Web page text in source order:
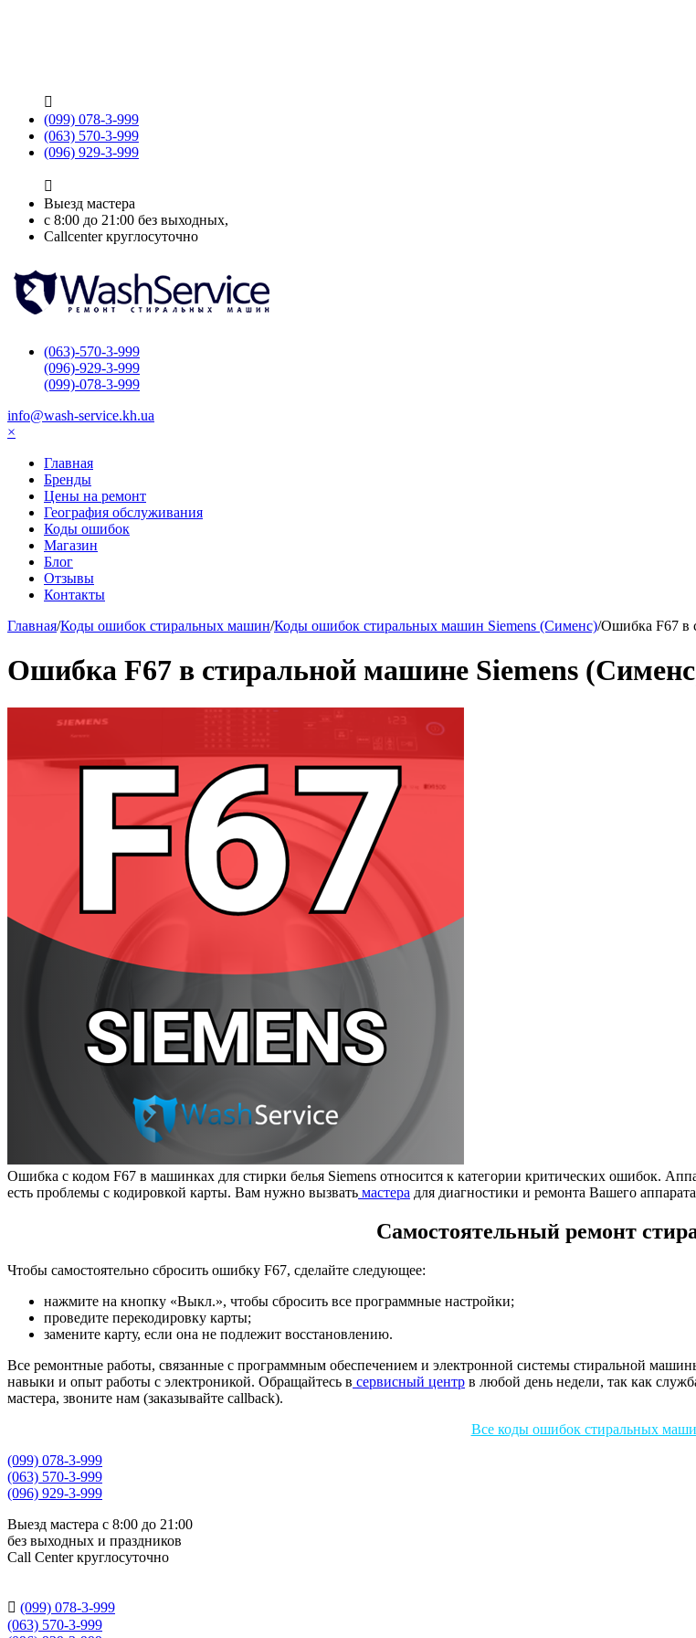

(099) 078-3-999
(063) 570-3-999
(096) 929-3-999

Выезд мастера
с 8:00 до 21:00 без выходных,
Callcenter круглосуточно
(063)-570-3-999
(096)-929-3-999
(099)-078-3-999
info@wash-service.kh.ua
×
Главная
Бренды
Цены на ремонт
География обслуживания
Коды ошибок
Магазин
Блог
Отзывы
Контакты
Главная/Коды ошибок стиральных машин/Коды ошибок стиральных машин Siemens (Сименс)/Ошибка F67 в
Ошибка F67 в стиральной машине Siemens
Ошибка с кодом F67 в машинках для стирки белья Siemens относится к категории критических ошибок.
есть проблемы с кодировкой карты. Вам нужно вызвать мастера для диагностики и ремонта Вашего
Самостоятельный ремонт
Чтобы самостоятельно сбросить ошибку F67, сделайте следующее:
нажмите на кнопку «Выкл.», чтобы сбросить все программные настройки;
проведите перекодировку карты;
замените карту, если она не подлежит восстановлению.
Все ремонтные работы, связанные с программным обеспечением и электронной системы стиральной
навыки и опыт работы с электроникой. Обращайтесь в сервисный центр в любой день недели, так как
мастера, звоните нам (заказывайте callback).
Все коды ошибок стиральных
(099) 078-3-999
(063) 570-3-999
(096) 929-3-999
Выезд мастера с 8:00 до 21:00
без выходных и праздников
Сall Сenter круглосуточно
 (099) 078-3-999
(063) 570-3-999